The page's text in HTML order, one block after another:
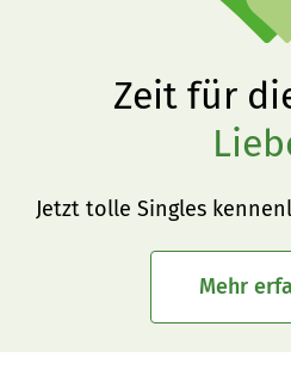
Zeit für
Jetzt tolle Singles
Mehr